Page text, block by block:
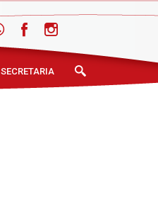
SECRETARIA